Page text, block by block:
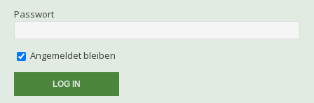
Passwort
Angemeldet bleiben